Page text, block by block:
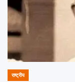
POSTED
राष्ट्रीय